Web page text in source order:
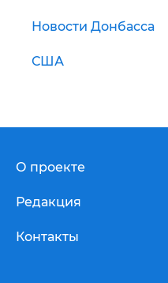
Новости Донбасса
США
О проекте
Редакция
Контакты